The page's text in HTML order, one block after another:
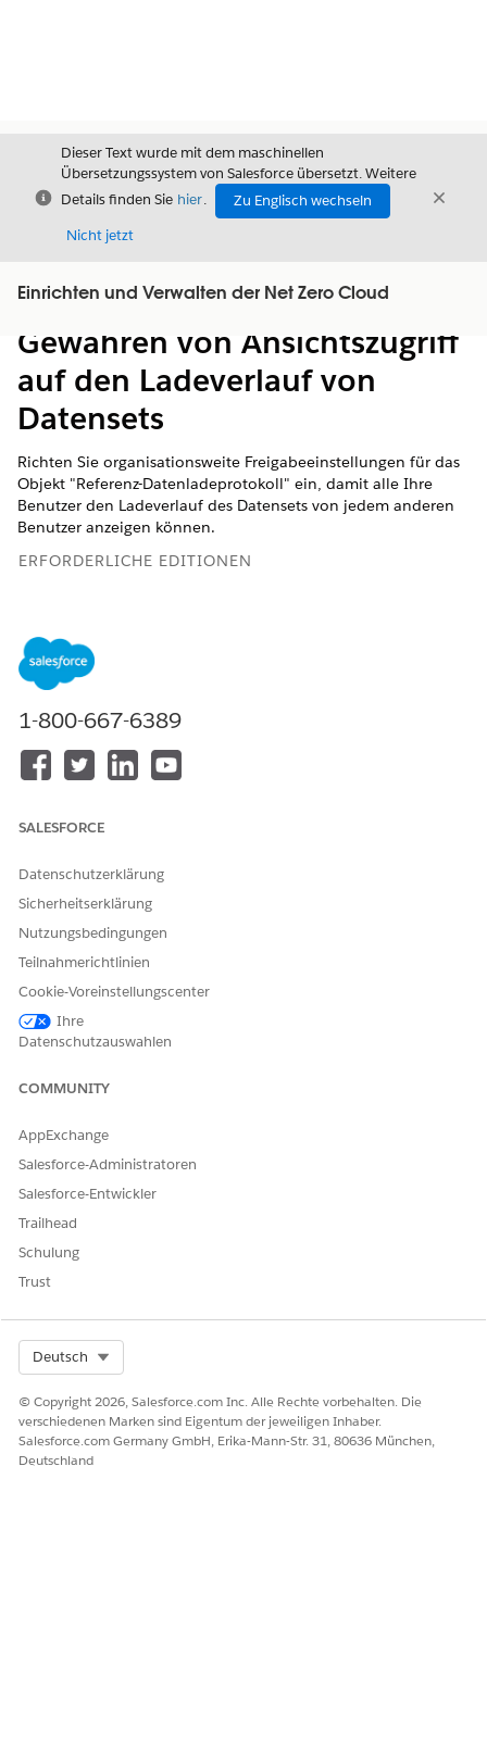
Schließen
Dieser Text wurde mit dem maschinellen
Übersetzungssystem von Salesforce übersetzt. Weitere
Details finden Sie hier.
Zu Englisch wechseln
Nicht jetzt
Einrichten und Verwalten der Net Zero Cloud
Inhalt anzeigen
Inhalt
Gewähren von Ansichtszugriff
auf den Ladeverlauf von
Datensets
Richten Sie organisationsweite Freigabeeinstellungen für das
Objekt "Referenz-Datenladeprotokoll" ein, damit alle Ihre
Benutzer den Ladeverlauf des Datensets von jedem anderen
Benutzer anzeigen können.
ERFORDERLICHE EDITIONEN
Verfügbarkeit:
Developer
ERFORDERLICHE BENUTZERBERECHTIGUNGEN
Anzeigen von Setup-Seiten:
Festlegen des Standard-
Freigabezugriffs:
Geben Sie unter "Setup" im Feld "Schnellsuche" den Text
Freigabeeinstellungen
Freigabeeinstellungen
Standardeinstellungen" auf
Wählen Sie für "Referenz-Datenladeprotokoll" die Option
Öffentlicher Lesezugriff
Speichern Sie Ihre Änderungen.
KONNTEN SIE IHR PROBLEM MITHILFE DIESES ARTIKELS
Geben Sie uns Feedback, damit wir uns verbessern können.
1-800-667-6389
SALESFORCE
Datenschutzerklärung
Sicherheitserklärung
Nutzungsbedingungen
Teilnahmerichtlinien
Cookie-Voreinstellungscenter
Ihre
Datenschutzauswahlen
COMMUNITY
AppExchange
Salesforce-Administratoren
Salesforce-Entwickler
Trailhead
Schulung
Trust
Deutsch
© Copyright 2026, Salesforce.com Inc. Alle Rechte vorbehalten. Die
verschiedenen Marken sind Eigentum der jeweiligen Inhaber.
Salesforce.com Germany GmbH, Erika-Mann-Str. 31, 80636 München,
Deutschland